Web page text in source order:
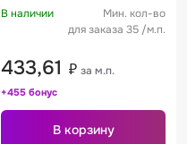
В наличии
Мин. кол-во
для заказа 35 /м.п.
433,61 ₽ за м.п.
+455 бонус
В корзину